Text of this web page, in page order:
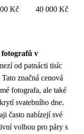
Kč 40 000 Kč
fotografů v
od patnácti tisíc
značná cenová
fotografa, ale také
svatebního dne.
často nabízejí své
volbou pro páry s